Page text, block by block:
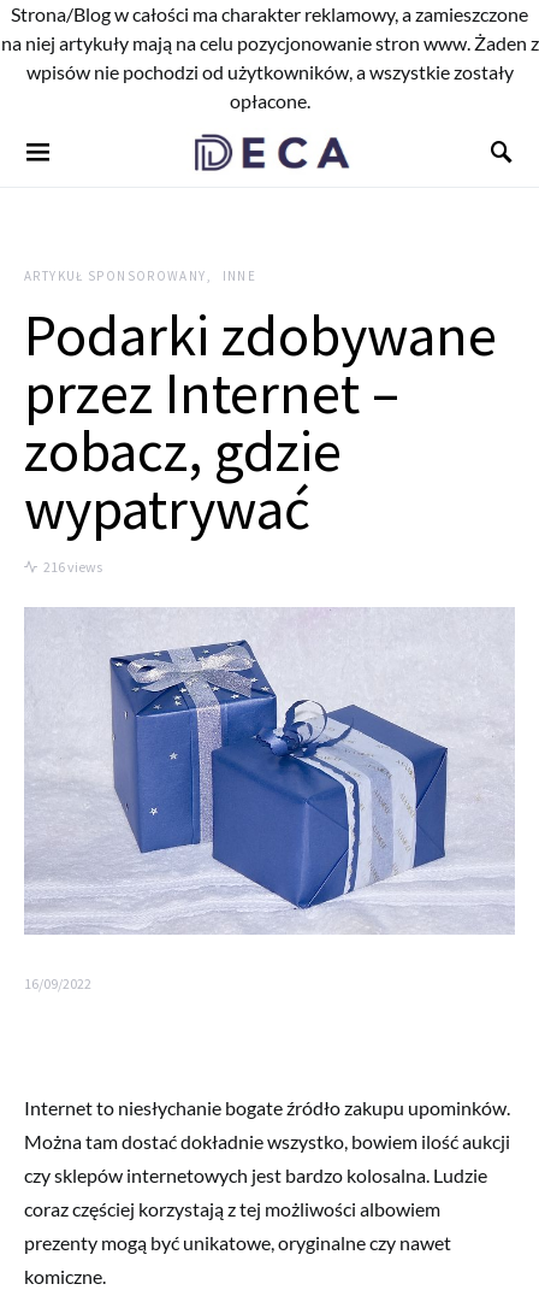
Strona/Blog w całości ma charakter reklamowy, a zamieszczone
na niej artykuły mają na celu pozycjonowanie stron www. Żaden z
wpisów nie pochodzi od użytkowników, a wszystkie zostały
opłacone.
ARTYKUŁ SPONSOROWANY INNE
Podarki zdobywane
przez Internet –
zobacz, gdzie
wypatrywać
216 views
16/09/2022
Internet to niesłychanie bogate źródło zakupu upominków.
Można tam dostać dokładnie wszystko, bowiem ilość aukcji
czy sklepów internetowych jest bardzo kolosalna. Ludzie
coraz częściej korzystają z tej możliwości albowiem
prezenty mogą być unikatowe, oryginalne czy nawet
komiczne.